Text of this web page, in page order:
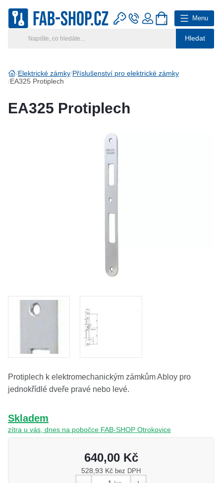
Hledat
0
Menu
Hlavní kategorie
Klíčové systémy
Vyberte region
Elektrické zámky Příslušenství pro elektrické zámky
EA325 Protiplech
EA325 Protiplech
Protiplech k elektromechanickým zámkům Abloy pro
jednokřídlé dveře pravé nebo levé.
Skladem
zítra u vás, dnes na pobočce FAB-SHOP Otrokovice
640,00 Kč
528,93 Kč bez DPH